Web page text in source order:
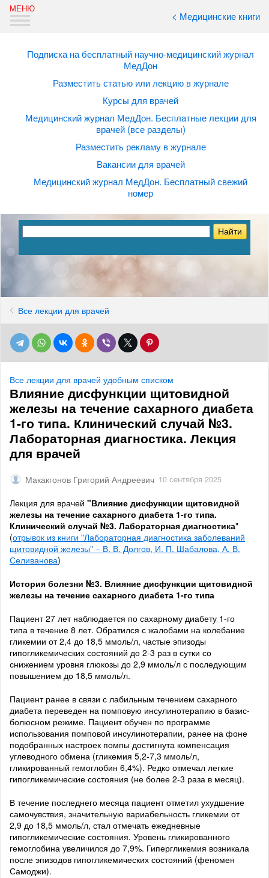
< Медицинские книги
Подписка на бесплатный научно-медицинский журнал
МедДон
Разместить статью или лекцию в журнале
Курсы для врачей
Медицинский журнал МедДон. Бесплатные лекции для
врачей (все разделы)
Разместить рекламу в журнале
Вакансии для врачей
Медицинский журнал МедДон. Бесплатный свежий
номер
Все лекции для врачей
Все лекции для врачей удобным списком
Влияние дисфункции щитовидной
железы на течение сахарного диабета
1-го типа. Клинический случай №3.
Лабораторная диагностика. Лекция
для врачей
Макакгонов Григорий Андреевич 10 сентября 2025
Лекция для врачей "Влияние дисфункции щитовидной
железы на течение сахарного диабета 1-го типа.
Клинический случай №3. Лабораторная диагностика"
(отрывок из книги "Лабораторная диагностика заболеваний
щитовидной железы" – В. В. Долгов, И. П. Шабалова, А. В.
Селиванова)
История болезни №3. Влияние дисфункции щитовидной
железы на течение сахарного диабета 1-го типа
Пациент 27 лет наблюдается по сахарному диабету 1-го
типа в течение 8 лет. Обратился с жалобами на колебание
гликемии от 2,4 до 18,5 ммоль/л, частые эпизоды
гипогликемических состояний до 2-3 раз в сутки со
снижением уровня глюкозы до 2,9 ммоль/л с последующим
повышением до 18,5 ммоль/л.
Пациент ранее в связи с лабильным течением сахарного
диабета переведен на помповую инсулинотерапию в базис-
болюсном режиме. Пациент обучен по программе
использования помповой инсулинотерапии, ранее на фоне
подобранных настроек помпы достигнута компенсация
углеводного обмена (гликемия 5,2-7,3 ммоль/л,
гликированный гемоглобин 6,4%). Редко отмечал легкие
гипогликемические состояния (не более 2-3 раза в месяц).
В течение последнего месяца пациент отметил ухудшение
самочувствия, значительную вариабельность гликемии от
2,9 до 18,5 ммоль/л, стал отмечать ежедневные
гипогликемические состояния. Уровень гликированного
гемоглобина увеличился до 7,9%. Гипергликемия возникала
после эпизодов гипогликемических состояний (феномен
Самоджи).